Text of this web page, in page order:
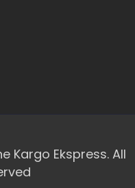
Kargo Ekspress. All